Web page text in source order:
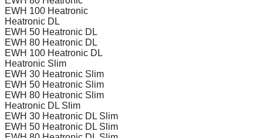
EWH 100 Heatronic
Heatronic DL
EWH 50 Heatronic DL
EWH 80 Heatronic DL
EWH 100 Heatronic DL
Heatronic Slim
EWH 30 Heatronic Slim
EWH 50 Heatronic Slim
EWH 80 Heatronic Slim
Heatronic DL Slim
EWH 30 Heatronic DL Slim
EWH 50 Heatronic DL Slim